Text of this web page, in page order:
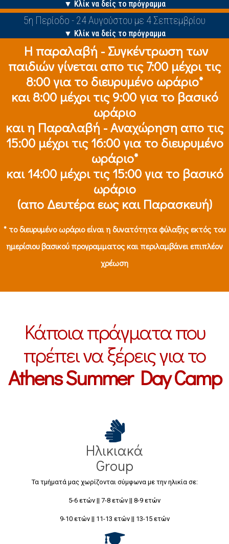
▼ Κλίκ να δείς το πρόγραμμα
5η Περίοδο - 24 Αυγούστου με 4 Σεπτεμβρίου
▼ Κλίκ να δείς το πρόγραμμα
Η παραλαβή - Συγκέντρωση των
παιδιών γίνεται απο τις 7:00 μέχρι τις
8:00 για το διευρυμένο ωράριο*
και 8:00 μέχρι τις 9:00 για το βασικό
ωράριο
και η Παραλαβή - Αναχώρηση απο τις
15:00 μέχρι τις 16:00 για το διευρυμένο
ωράριο*
και 14:00 μέχρι τις 15:00 για το βασικό
ωράριο
(απο Δευτέρα εως και Παρασκευή)
* το διευρυμένο ωράριο είναι η δυνατότητα φύλαξης εκτός του
ημερίσιου βασικού προγραμματος και περιλαμβάνει επιπλέον
χρέωση
Κάποια πράγματα που
πρέπει να ξέρεις για το
Athens Summer Day Camp
Ηλικιακά
Group
Τα τμήματά μας χωρίζονται σύμφωνα με την ηλικία σε:
5-6 ετών || 7-8 ετών || 8-9 ετών
9-10 ετών || 11-13 ετών || 13-15 ετών